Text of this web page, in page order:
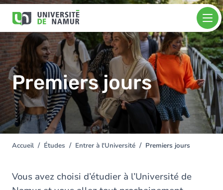
Aller au contenu principal
Aller
contenu
principal
Image
Premiers jours
You
here
Accueil Études Entrer à l'Université Premiers jours
Vous avez choisi d’étudier à l’Université de